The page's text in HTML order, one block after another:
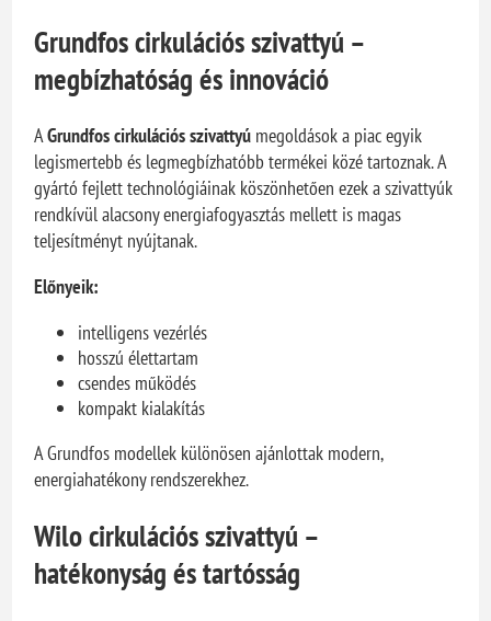
Grundfos cirkulációs szivattyú –
megbízhatóság és innováció
AGrundfos cirkulációs szivattyú megoldások a piac egyik
legismertebb és legmegbízhatóbb termékei közé tartoznak. A
gyártó fejlett technológiáinak köszönhetően ezek a szivattyúk
rendkívül alacsony energiafogyasztás mellett is magas
teljesítményt nyújtanak.
Előnyeik:
intelligens vezérlés
hosszú élettartam
csendes működés
kompakt kialakítás
A Grundfos modellek különösen ajánlottak modern,
energiahatékony rendszerekhez.
Wilo cirkulációs szivattyú –
hatékonyság és tartósság